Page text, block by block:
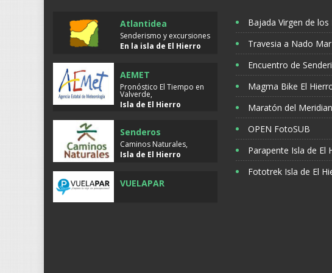
Atlantidea
Senderismo y excursiones
En la isla de El Hierro
AEMET
Pronóstico El Tiempo en
Valverde,
Isla de El Hierro
Senderos
Caminos Naturales,
Isla de El Hierro
VUELAPAR
Bajada Virgen de los
Travesia a Nado
Encuentro de
Magma Bike El
Maratón del
OPEN FotoSUB
Parapente Isla de El
Fototrek Isla de El